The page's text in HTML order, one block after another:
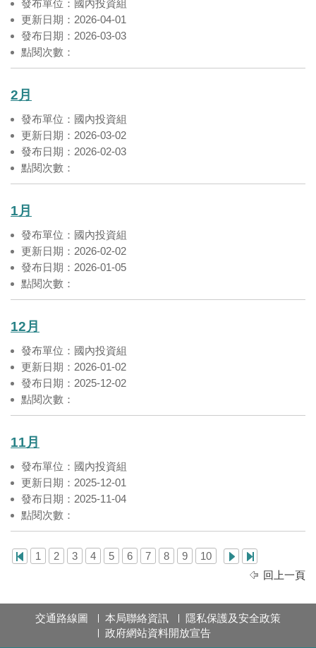
發布單位：國內投資組
更新日期：2026-04-01
發布日期：2026-03-03
點閱次數：
2月
發布單位：國內投資組
更新日期：2026-03-02
發布日期：2026-02-03
點閱次數：
1月
發布單位：國內投資組
更新日期：2026-02-02
發布日期：2026-01-05
點閱次數：
12月
發布單位：國內投資組
更新日期：2026-01-02
發布日期：2025-12-02
點閱次數：
11月
發布單位：國內投資組
更新日期：2025-12-01
發布日期：2025-11-04
點閱次數：
1 2 3 4 5 6 7 8 9
10
回上一頁
交通路線圖 本局聯絡資訊
隱私保護及安全政策
政府網站資料開放宣告